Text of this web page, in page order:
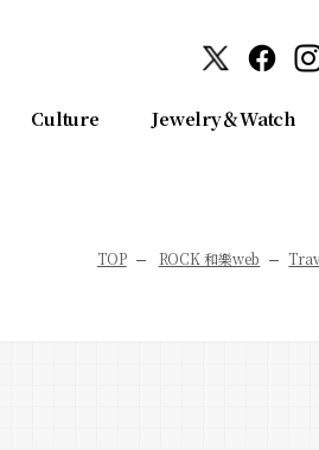
Culture Jewelry＆Watch
TOP ROCK 和樂web